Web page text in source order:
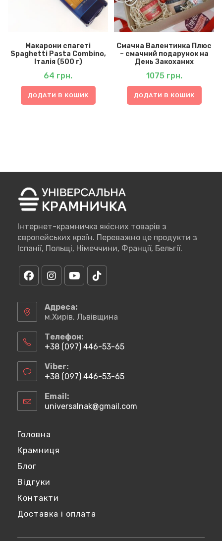
Макарони спагеті
Spaghetti Pasta Combino,
Італія (500 г)
64 грн.
ДОДАТИ В КОШИК
Смачна Валентинка Плюс
– смачний подарунок на
День Закоханих
1075 грн.
ДОДАТИ В КОШИК
Інтернет-крамничка якісних товарів з
європейських країн. Переважно це продукти з
Іспанії, Польщі, Німеччини, Франції, Бельгії.
новій
вкладці
новій
вкладці
новій
вкладцівкладці
Адреса:
м.Хирів, Львівщина
Телефон:
+38 (097) 446-53-65
у
вашому
Viber:
+38 (097) 446-53-65
у
вашому
Email:
universalnak@gmail.com
Головна
Крамниця
Блог
Відгуки
Контакти
Доставка і оплата